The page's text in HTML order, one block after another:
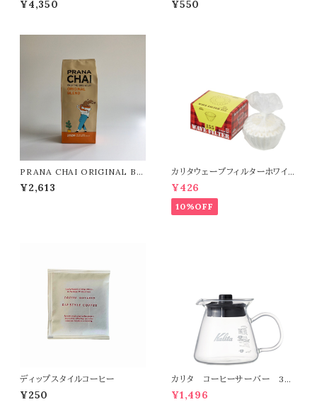
¥4,350 ¥550
PRANA CHAI ORIGINAL BL
END プラナチャイ オリジナルブ
レンド
¥2,613
カリタウェーブフィルターホワイト
155(50P) 1~2人用
¥426
10%OFF
ディップスタイルコーヒー
¥250
カリタ コーヒーサーバー 300
ml
¥1,496